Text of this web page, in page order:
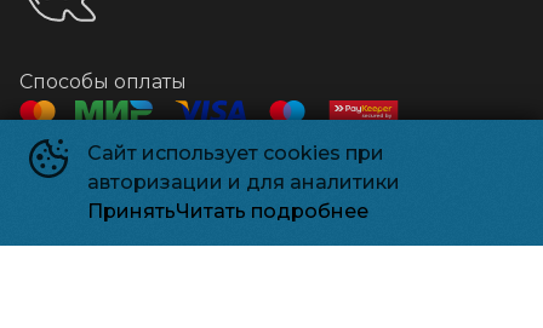
Сайт использует cookies при
авторизации и для аналитики
ПринятьЧитать подробнее
Способы оплаты
Контакты
+7 918 541-18-18